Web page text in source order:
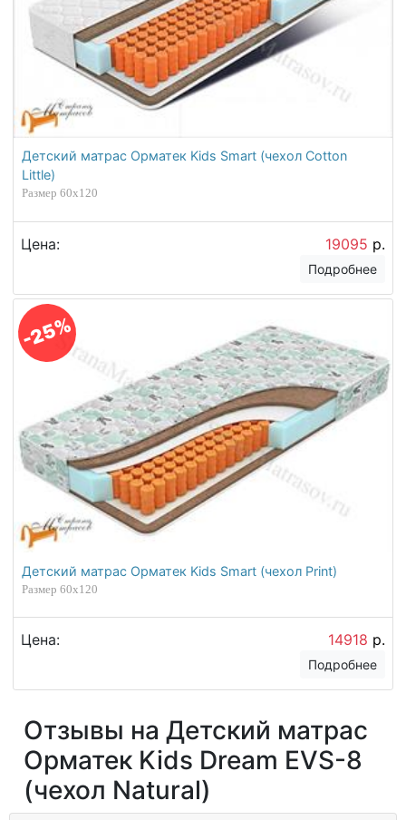
Детский матрас Орматек Kids Smart (чехол Cotton
Little)
Размер 60х120
Цена: 19095 р.
Подробнее
-25%
Детский матрас Орматек Kids Smart (чехол Print)
Размер 60х120
Цена: 14918 р.
Подробнее
Отзывы на Детский матрас
Орматек Kids Dream EVS-8
(чехол Natural)